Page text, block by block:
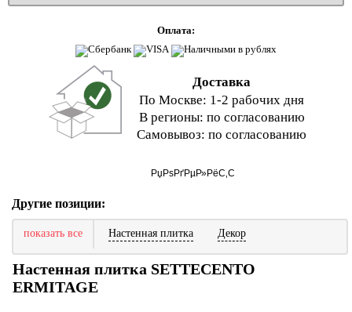
Оплата:
Доставка
По Москве: 1-2 рабочих дня
В регионы: по согласованию
Самовывоз: по согласованию
Другие позиции:
показать все Настенная плитка Декор
Настенная плитка SETTECENTO
ERMITAGE